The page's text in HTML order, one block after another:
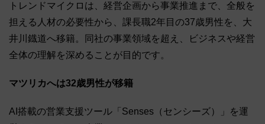
トレンドマイクロは、経営企画から事業推進まで、全般を
担える人材の必要性から、課長職2年目の37歳男性を、大
井川鐡道へ移籍。同社の事業領域を超え、ビジネスや経営
全体の理解を深めることが目的です。
マツリカへは32歳男性が移籍
AI搭載の営業支援ツール「Senses（センシーズ）」を運